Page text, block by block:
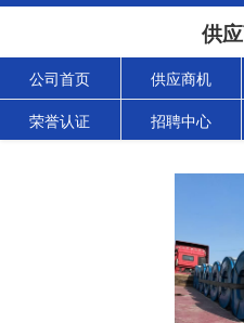
供
公司首页 供应商机
荣誉认证 招聘中心